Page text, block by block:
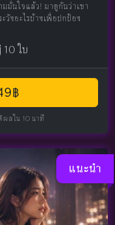
มั่นใจแล้ว! มาดูกันว่าเขา
วังอะไรบ้างเพื่อปกป้อง
ใบ
฿
ลใน 10 นาที
แนะนำ